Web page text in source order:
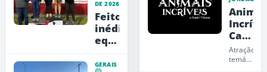
RMVale
DE 2026
Feito
inédito:
equipe
jordanense
GERAIS
une
carros,
arte,
design
e
educação
do
Jordão
Atração
temática